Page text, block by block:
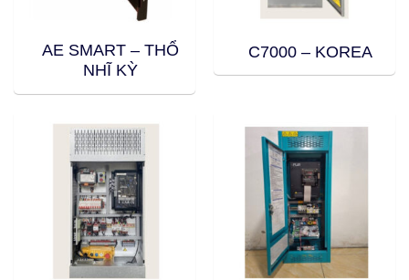
AE SMART – THỔ
NHĨ KỲ
C7000 – KOREA